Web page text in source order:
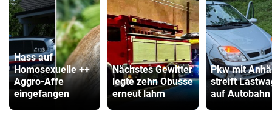
Hass auf
Homosexuelle ++
Aggro-Affe
eingefangen
Nächstes Gewitter
legte zehn Obusse
erneut lahm
Pkw mit
streift
auf Autobahn